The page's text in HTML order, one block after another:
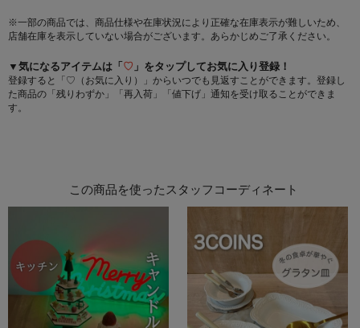
※一部の商品では、商品仕様や在庫状況により正確な在庫表示が難しいため、
店舗在庫を表示していない場合がございます。あらかじめご了承ください。
▼気になるアイテムは「♡ 」をタップしてお気に入り登録！
登録すると「♡（お気に入り）」からいつでも見返すことができます。登録し
た商品の「残りわずか」「再入荷」「値下げ」通知を受け取ることができま
す。
この商品を使ったスタッフコーディネート